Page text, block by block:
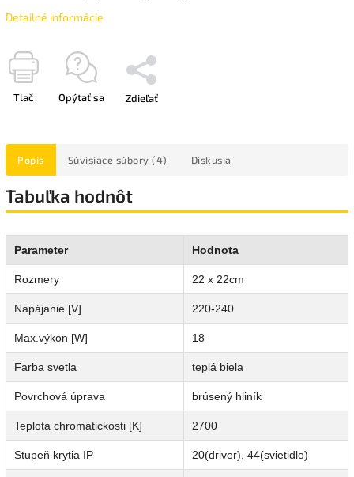
Detailné informácie
Tlač Opýtať sa Zdieľať
Popis Súvisiace súbory (4) Diskusia
Tabuľka hodnôt
Parameter Hodnota
Rozmery 22 x 22cm
Napájanie [V] 220-240
Max.výkon [W] 18
Farba svetla teplá biela
Povrchová úprava brúsený hliník
Teplota chromatickosti [K] 2700
Stupeň krytia IP 20(driver), 44(svietidlo)